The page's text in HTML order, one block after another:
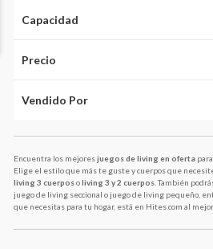
LATAM HOME
MONS Refine by Marca:
SANENZZO(1)Refine by
SITIAL HOME(5)Refine by
Capacidad
Precio
Vendido Por
Encuentra los mejoresjuegos de living en oferta
Elige el estilo que más te guste y cuerpos que
living 3 cuerposoliving 3 y 2 cuerpos . También
juego de living seccional o juego de living pequeño,
que necesitas para tu hogar, está en Hites.com al